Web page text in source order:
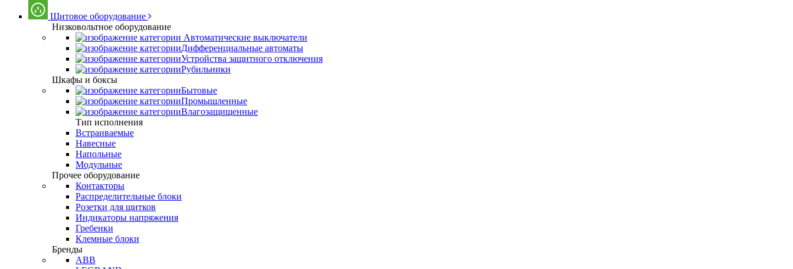
Щитовое оборудование
Низковольтное оборудование
Автоматические выключатели
Дифференциальные автоматы
Устройства защитного отключения
Рубильники
Шкафы и боксы
Бытовые
Промышленные
Влагозащищенные
Тип исполнения
Встраиваемые
Навесные
Напольные
Модульные
Прочее оборудование
Контакторы
Распределительные блоки
Розетки для щитков
Индикаторы напряжения
Гребенки
Клемные блоки
Бренды
ABB